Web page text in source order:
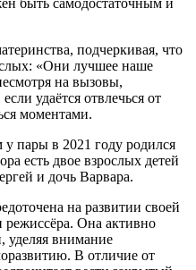
подчеркивая, что
«Они лучшее наше
на вызовы,
удаётся отвлечься от
моментами.
пары в 2021 году родился
есть двое взрослых детей
и дочь Варвара.
на развитии своей
режиссёра. Она активно
уделяя внимание
В отличие от